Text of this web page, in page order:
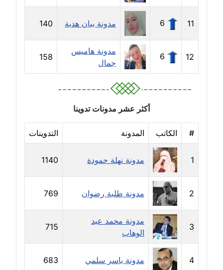
مدونة آيه ابو زهرة
مدونة آية الدرديري
عاملة
مدونة آيه الغمري
عاملة
مدونة آية عبد العزيز
مدونة ايهاب همام
عاملة
مدونة بيان هدية
عاملة
مدونة تامر زيدان
عاملة
مدونة تسنيم فضالي
11
6 مدونة بيان هدية 140
12
6
مدونة هاميس
جمال
158
أكثر عشر مدونات تدوينا
# الكاتب المدونة التدوينات
1 مدونة نهلة حمودة 1140
2 مدونة طلبة رضوان 769
3
مدونة محمد عبد
الوهاب
715
4 مدونة ياسر سلمي 683